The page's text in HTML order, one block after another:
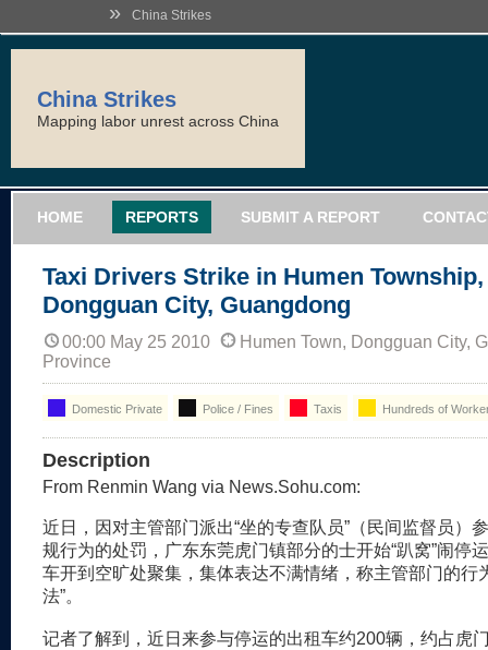
» China Strikes
China Strikes
Mapping labor unrest across China
HOME REPORTS SUBMIT A REPORT
Taxi Drivers Strike in Humen Township,
Dongguan City, Guangdong
00:00 May 25 2010
Humen Town, Dongguan City,
Province
Domestic Private Police / Fines Taxis Hundreds of
Description
From Renmin Wang via News.Sohu.com:
近日，因对主管部门派出“坐的专查队员”（民间监督员）
规行为的处罚，广东东莞虎门镇部分的士开始“趴窝”闹停
车开到空旷处聚集，集体表达不满情绪，称主管部门的行
法”。
记者了解到，近日来参与停运的出租车约200辆，约占虎